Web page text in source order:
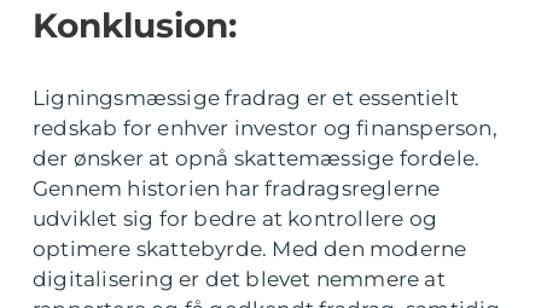
Konklusion:
Ligningsmæssige fradrag er et essentielt
redskab for enhver investor og finansperson,
der ønsker at opnå skattemæssige fordele.
Gennem historien har fradragsreglerne
udviklet sig for bedre at kontrollere og
optimere skattebyrde. Med den moderne
digitalisering er det blevet nemmere at